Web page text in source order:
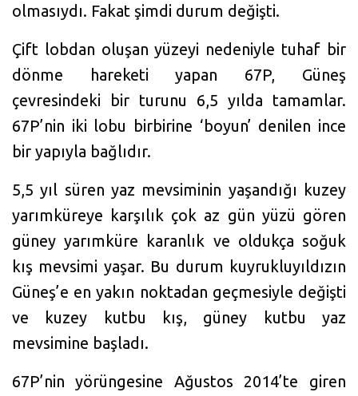
olmasıydı. Fakat şimdi durum değişti.
Çift lobdan oluşan yüzeyi nedeniyle tuhaf bir
dönme hareketi yapan 67P, Güneş
çevresindeki bir turunu 6,5 yılda tamamlar.
67P’nin iki lobu birbirine ‘boyun’ denilen ince
bir yapıyla bağlıdır.
5,5 yıl süren yaz mevsiminin yaşandığı kuzey
yarımküreye karşılık çok az gün yüzü gören
güney yarımküre karanlık ve oldukça soğuk
kış mevsimi yaşar. Bu durum kuyrukluyıldızın
Güneş’e en yakın noktadan geçmesiyle değişti
ve kuzey kutbu kış, güney kutbu yaz
mevsimine başladı.
67P’nin yörüngesine Ağustos 2014’te giren